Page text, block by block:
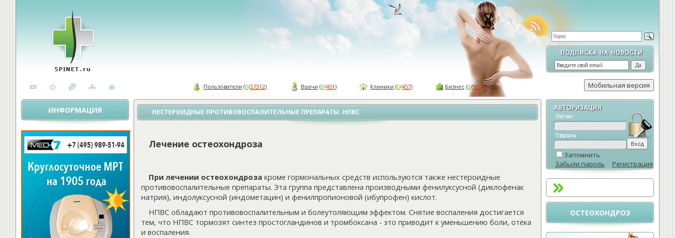
Пользователи (0/27312) Врачи (0/451) Клиники (0/457) Бизнес(0/901)
ИНФОРМАЦИЯ
Запомнить
Забыли пароль
Регистрация
ОСТЕОХОНДРОЗ
НЕСТЕРОИДНЫЕ ПРОТИВОВОСПАЛИТЕЛЬНЫЕ ПРЕПАРАТЫ. НПВС
Лечение остеохондроза
При лечении остеохондроза кроме гормональных средств используются также нестероидные
противовоспалительные препараты. Эта группа представлена производными фенилуксусной (диклофенак
натрия), индолуксусной (индометацин) и фенилпропионовой (ибупрофен) кислот.
НПВС обладают противовоспалительным и болеутоляющим эффектом. Снятие воспаления достигается
тем, что НПВС тормозят синтез простогландинов и тромбоксана - это приводит к уменьшению боли, отёка
и воспаления.